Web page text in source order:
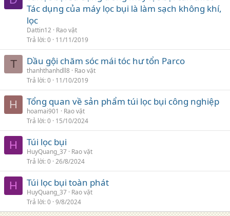
Tác dụng của máy lọc bụi là làm sạch không khí,
lọc
Dattin12 Rao vặt
Trả lời 0 11/11/2019
T Dầu gội chăm sóc mái tóc hư tổn Parco
thanhthanhdll8 Rao vặt
Trả lời 0 11/10/2019
H Tổng quan về sản phẩm túi lọc bụi công nghiệp
hoamai901
Rao vặt
Trả lời 0 15/10/2024
H Túi lọc bụi
HuyQuang_37 Rao vặt
Trả lời 0 26/8/2024
H Túi lọc bụi toàn phát
HuyQuang_37 Rao vặt
Trả lời 0 9/8/2024